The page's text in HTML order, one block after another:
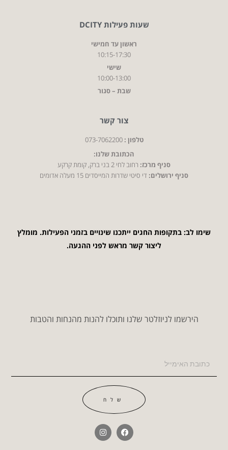
שעות פעילות DCITY
ראשון עד חמישי
10:15-17:30
שישי
10:00-13:00
שבת – סגור
צור קשר
טלפון : 073-7062200
הכתובת שלנו:
סניף מרכז:רחוב לחי 2 בני ברק, קומת קרקע
סניף ירושלים:די סיטי שדרות המייסדים 15 מעלה אדומים
שימו לב: בתקופות החגים ייתכנו שינויים בזמני הפעילות. מומלץ
ליצור קשר מראש לפני ההגעה.
הירשמו לניוזלטר שלנו ותוכלו להנות מהנחות והטבות
שלח